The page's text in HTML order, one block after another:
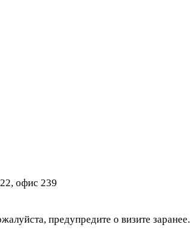
офис 239
предупредите о визите заранее.